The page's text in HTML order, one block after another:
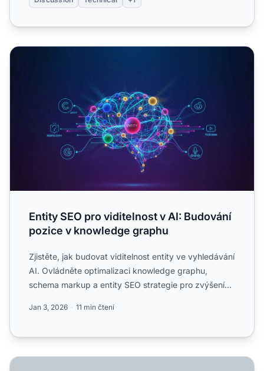
Entity SEO pro viditelnost v AI: Budování pozice v
Entity SEO pro viditelnost v AI: Budování
pozice v knowledge graphu
Zjistěte, jak budovat viditelnost entity ve vyhledávání
AI. Ovládněte optimalizaci knowledge graphu,
schema markup a entity SEO strategie pro zvýšení
Jan 3, 2026 11 min čtení
Co je optimalizace entit a proč všichni říkají, že je to